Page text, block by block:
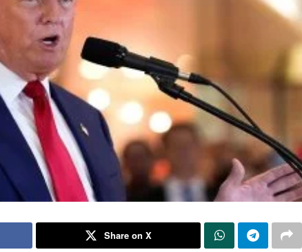
Share on X